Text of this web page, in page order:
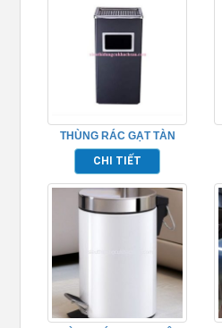
THÙNG RÁC GẠT TÀN
HÌNH CHỮ NHẬT MÀU
ĐEN – TPHM079
CHI TIẾT